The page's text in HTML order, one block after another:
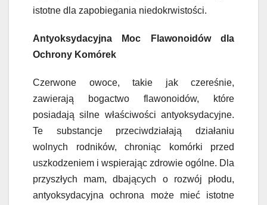
istotne dla zapobiegania niedokrwistości.
Antyoksydacyjna Moc Flawonoidów dla
Ochrony Komórek
Czerwone owoce, takie jak czereśnie,
zawierają bogactwo flawonoidów, które
posiadają silne właściwości antyoksydacyjne.
Te substancje przeciwdziałają działaniu
wolnych rodników, chroniąc komórki przed
uszkodzeniem i wspierając zdrowie ogólne. Dla
przyszłych mam, dbających o rozwój płodu,
antyoksydacyjna ochrona może mieć istotne